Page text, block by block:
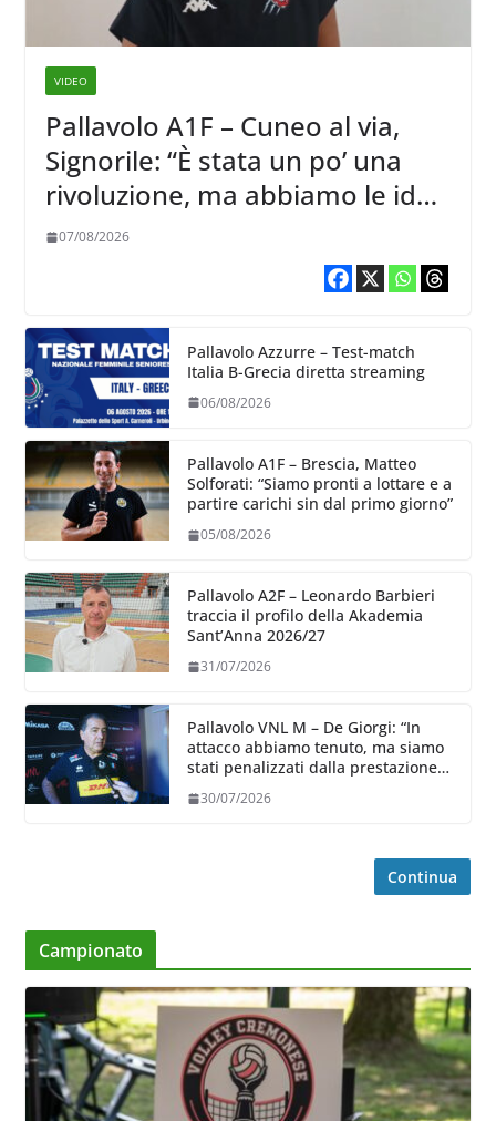
VIDEO
Pallavolo A1F – Cuneo al via,
Signorile: “È stata un po’ una
rivoluzione, ma abbiamo le idee
chiare siu cosa vogliamo fare”
07/08/2026
Pallavolo Azzurre – Test-match
Italia B-Grecia diretta streaming
06/08/2026
Pallavolo A1F – Brescia, Matteo
Solforati: “Siamo pronti a lottare e a
partire carichi sin dal primo giorno”
05/08/2026
Pallavolo A2F – Leonardo Barbieri
traccia il profilo della Akademia
Sant’Anna 2026/27
31/07/2026
Pallavolo VNL M – De Giorgi: “In
attacco abbiamo tenuto, ma siamo
stati penalizzati dalla prestazione
30/07/2026
Continua
Campionato